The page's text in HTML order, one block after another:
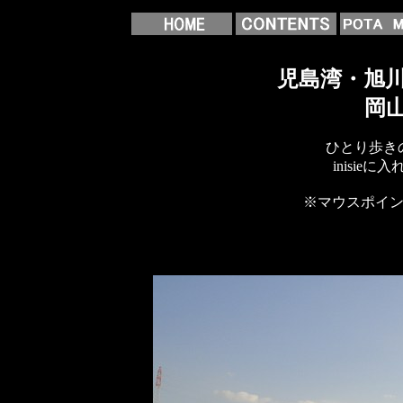
児島湾・旭
岡
ひとり歩き
inisieに入
※マウスポイ